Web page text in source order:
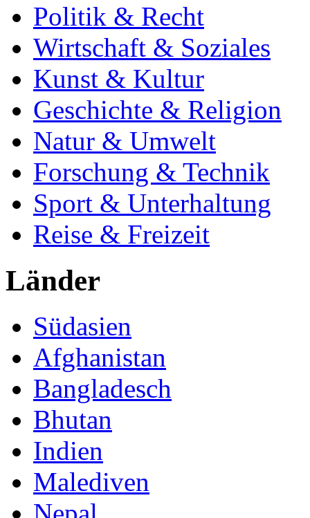
Politik & Recht
Wirtschaft & Soziales
Kunst & Kultur
Geschichte & Religion
Natur & Umwelt
Forschung & Technik
Sport & Unterhaltung
Reise & Freizeit
Länder
Südasien
Afghanistan
Bangladesch
Bhutan
Indien
Malediven